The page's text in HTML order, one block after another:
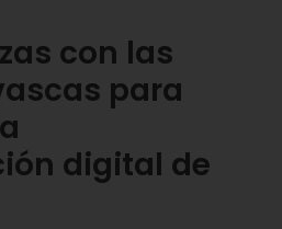
con las
para
digital de